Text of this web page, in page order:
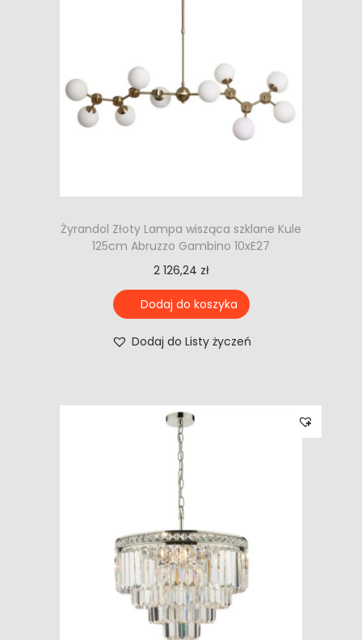
Żyrandol Złoty Lampa wisząca szklane Kule
125cm Abruzzo Gambino 10xE27
2 126,24 zł
Dodaj do koszyka
Dodaj do Listy życzeń